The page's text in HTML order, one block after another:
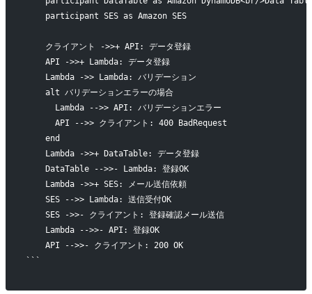
    participant SES as Amazon SES
    クライアント ->>+ API: データ登録
    API ->>+ Lambda: データ登録
    Lambda ->> Lambda: バリデーション
    alt バリデーションエラーの場合
      Lambda -->> API: バリデーションエラー
      API -->> クライアント: 400 BadRequest
    end
    Lambda ->>+ DataTable: データ登録
    DataTable -->>- Lambda: 登録OK
    Lambda ->>+ SES: メール送信依頼
    SES -->> Lambda: 送信受付OK
    SES ->>- クライアント: 登録確認メール送信
    Lambda -->>- API: 登録OK
    API -->>- クライアント: 200 OK
```